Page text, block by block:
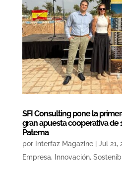
SFI Consulting pone la
gran apuesta cooperativa de
Paterna
por Interfaz Magazine| Jul 21,
Empresa, Innovación,